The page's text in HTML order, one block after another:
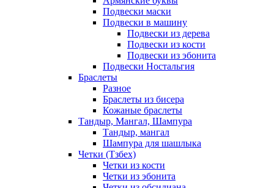
Подвески маски
Подвески в машину
Подвески из дерева
Подвески из кости
Подвески из эбонита
Подвески Ностальгия
Браслеты
Разное
Браслеты из бисера
Кожаные браслеты
Тандыр, Мангал, Шампура
Тандыр, мангал
Шампура для шашлыка
Четки (Тзбех)
Четки из кости
Четки из эбонита